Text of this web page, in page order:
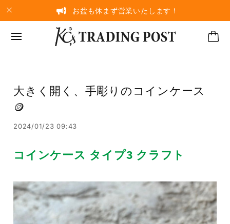
お盆も休まず営業いたします！
大きく開く、手彫りのコインケース
🪙
2024/01/23 09:43
コインケース タイプ3 クラフト